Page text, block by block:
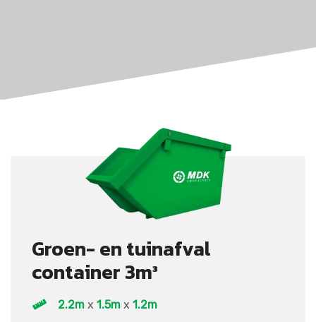
Groen- en tuinafval
container 3m³
2.2m x 1.5m x 1.2m